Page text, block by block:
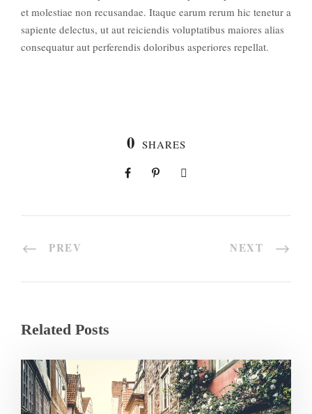
et molestiae non recusandae. Itaque earum rerum hic tenetur a
sapiente delectus, ut aut reiciendis voluptatibus maiores alias
consequatur aut perferendis doloribus asperiores repellat.
0 SHARES
PREV NEXT
Related Posts